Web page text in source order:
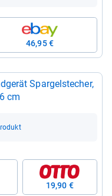
46,95 €
Spar­gel­ste­cher,
cm
19,90 €